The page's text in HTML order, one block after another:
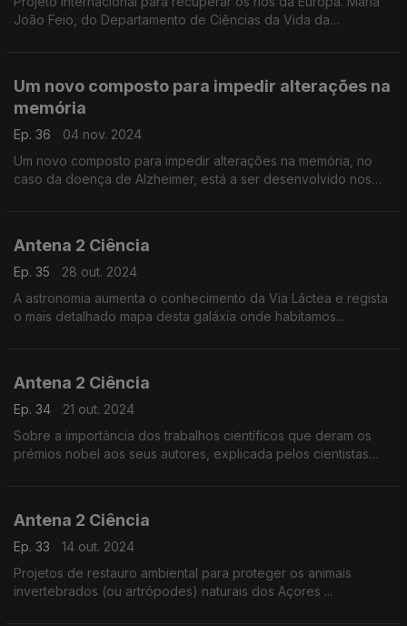
João Feio, do Departamento de Ciências da Vida da
Um novo composto para impedir alterações na
memória
Ep. 36
04 nov. 2024
Um novo composto para impedir alterações na memória, no
caso da doença de Alzheimer, está a ser desenvolvido nos
Antena 2 Ciência
Ep. 35
28 out. 2024
A astronomia aumenta o conhecimento da Via Láctea e regista
o mais detalhado mapa desta galáxia onde habitamos...
Antena 2 Ciência
Ep. 34
21 out. 2024
Sobre a importância dos trabalhos científicos que deram os
prémios nobel aos seus autores, explicada pelos cientistas
Antena 2 Ciência
Ep. 33
14 out. 2024
Projetos de restauro ambiental para proteger os animais
invertebrados (ou artrópodes) naturais dos Açores ...